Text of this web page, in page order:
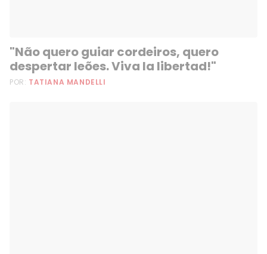
"Não quero guiar cordeiros, quero
despertar leões. Viva la libertad!"
POR: TATIANA MANDELLI